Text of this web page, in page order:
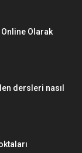
Online Olarak
dersleri nasıl